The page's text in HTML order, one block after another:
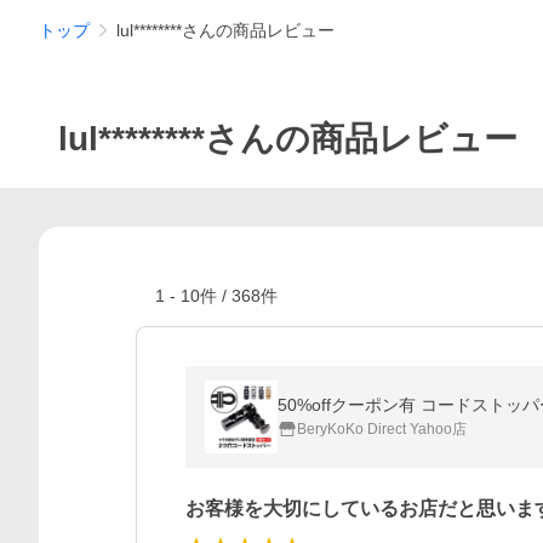
トップ lul********さんの商品レビュー
lul********さんの商品レビュー
1 - 10件 / 368件
BeryKoKo Direct Yahoo店
お客様を大切にしているお店だと思いま